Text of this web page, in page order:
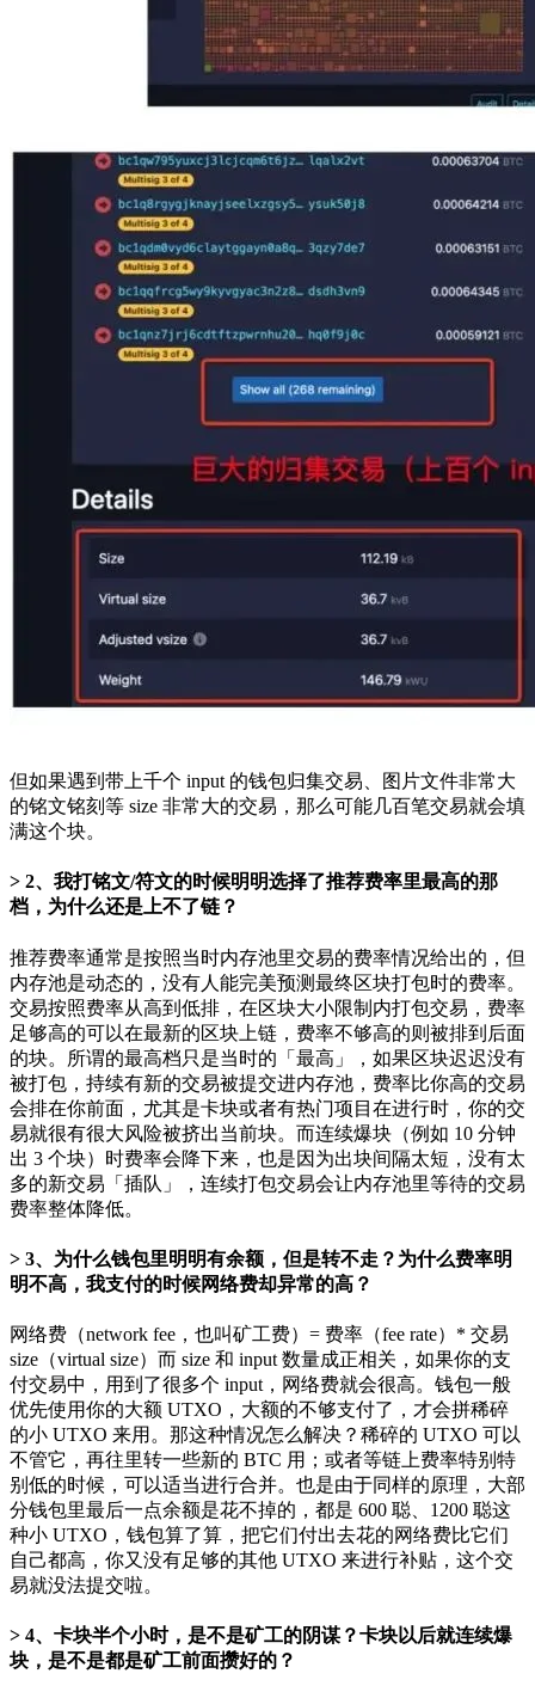
但如果遇到带上千个 input 的钱包归集交易、图片文件非常大
的铭文铭刻等 size 非常大的交易，那么可能几百笔交易就会填
满这个块。
2、我打铭文/符文的时候明明选择了推荐费率里最高的那
档，为什么还是上不了链？
推荐费率通常是按照当时内存池里交易的费率情况给出的，但
内存池是动态的，没有人能完美预测最终区块打包时的费率。
交易按照费率从高到低排，在区块大小限制内打包交易，费率
足够高的可以在最新的区块上链，费率不够高的则被排到后面
的块。所谓的最高档只是当时的「最高」，如果区块迟迟没有
被打包，持续有新的交易被提交进内存池，费率比你高的交易
会排在你前面，尤其是卡块或者有热门项目在进行时，你的交
易就很有很大风险被挤出当前块。而连续爆块（例如 10 分钟
出 3 个块）时费率会降下来，也是因为出块间隔太短，没有太
多的新交易「插队」，连续打包交易会让内存池里等待的交易
费率整体降低。
3、为什么钱包里明明有余额，但是转不走？为什么费率明
明不高，我支付的时候网络费却异常的高？
网络费（network fee，也叫矿工费）= 费率（fee rate）* 交易
size（virtual size）而 size 和 input 数量成正相关，如果你的支
付交易中，用到了很多个 input，网络费就会很高。钱包一般
优先使用你的大额 UTXO，大额的不够支付了，才会拼稀碎
的小 UTXO 来用。那这种情况怎么解决？稀碎的 UTXO 可以
不管它，再往里转一些新的 BTC 用；或者等链上费率特别特
别低的时候，可以适当进行合并。也是由于同样的原理，大部
分钱包里最后一点余额是花不掉的，都是 600 聪、1200 聪这
种小 UTXO，钱包算了算，把它们付出去花的网络费比它们
自己都高，你又没有足够的其他 UTXO 来进行补贴，这个交
易就没法提交啦。
4、卡块半个小时，是不是矿工的阴谋？卡块以后就连续爆
块，是不是都是矿工前面攒好的？